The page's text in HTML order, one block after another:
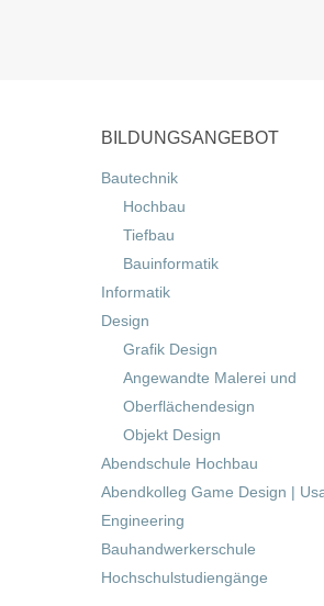
BILDUNGSANGEBOT
Bautechnik
Hochbau
Tiefbau
Bauinformatik
Informatik
Design
Grafik Design
Angewandte Malerei und
Oberflächendesign
Objekt Design
Abendschule Hochbau
Abendkolleg Game Design |
Engineering
Bauhandwerkerschule
Hochschulstudiengänge